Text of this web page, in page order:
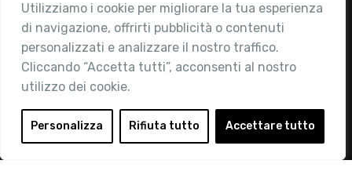
Utilizziamo i cookie per migliorare la tua esperienza
di navigazione, offrirti pubblicità o contenuti
personalizzati e analizzare il nostro traffico.
Cliccando “Accetta tutti”, acconsenti al nostro
utilizzo dei cookie.
Personalizza Rifiuta tutto Accettare tutto
Chi siamo
Attività
Contatti
Area Riservata
Login
Diventa Socio